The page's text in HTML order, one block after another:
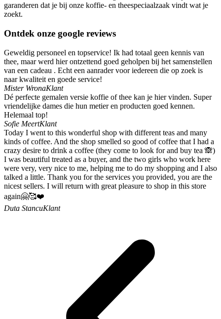
garanderen dat je bij onze koffie- en theespeciaalzaak vindt wat je
zoekt.
Ontdek onze google reviews
Geweldig personeel en topservice! Ik had totaal geen kennis van
thee, maar werd hier ontzettend goed geholpen bij het samenstellen
van een cadeau . Echt een aanrader voor iedereen die op zoek is
naar kwaliteit en goede service!
Mister WronaKlant
Dé perfecte gemalen versie koffie of thee kan je hier vinden. Super
vriendelijke dames die hun metier en producten goed kennen.
Helemaal top!
Sofie MeertKlant
Today I went to this wonderful shop with different teas and many
kinds of coffee. And the shop smelled so good of coffee that I had a
crazy desire to drink a coffee (they come to look for and buy tea 🙈)
I was beautiful treated as a buyer, and the two girls who work here
were very, very nice to me, helping me to do my shopping and I also
talked a little. Thank you for the services you provided, you are the
nicest sellers. I will return with great pleasure to shop in this store
again🤗🥰❤️
Duta StancuKlant